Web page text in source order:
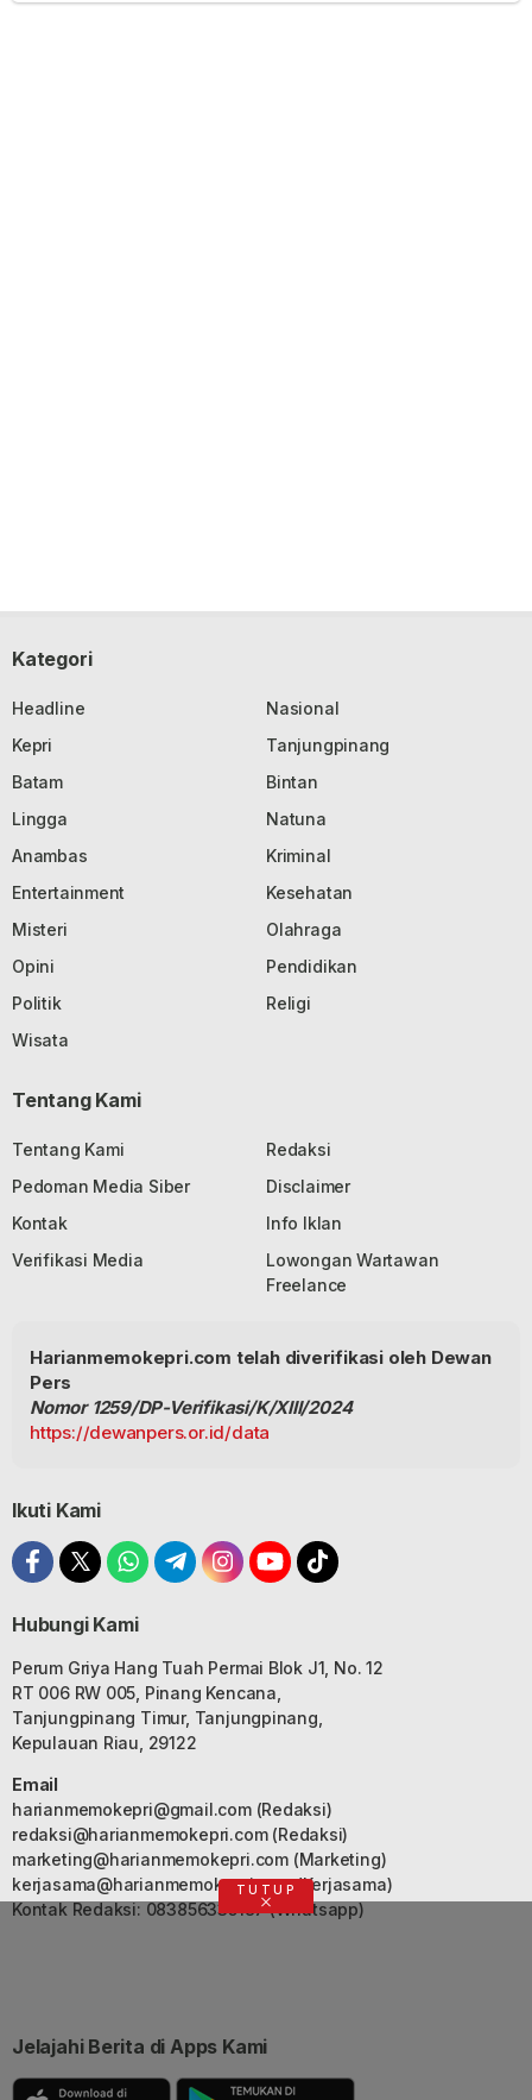
Kategori
Headline
Nasional
Kepri
Tanjungpinang
Batam
Bintan
Lingga
Natuna
Anambas
Kriminal
Entertainment
Kesehatan
Misteri
Olahraga
Opini
Pendidikan
Politik
Religi
Wisata
Tentang Kami
Tentang Kami
Redaksi
Pedoman Media Siber
Disclaimer
Kontak
Info Iklan
Verifikasi Media
Lowongan Wartawan
Freelance
Harianmemokepri.com telah diverifikasi oleh Dewan
Pers
Nomor 1259/DP-Verifikasi/K/XIII/2024
https://dewanpers.or.id/data
Ikuti Kami
Hubungi Kami
Perum Griya Hang Tuah Permai Blok J1, No. 12
RT 006 RW 005, Pinang Kencana,
Tanjungpinang Timur, Tanjungpinang,
Kepulauan Riau, 29122
Email
harianmemokepri@gmail.com(Redaksi)
redaksi@harianmemokepri.com(Redaksi)
marketing@harianmemokepri.com(Marketing)
kerjasama@harianmemokepri.com(Kerjasama)
Kontak Redaksi: 083856335187 (Whatsapp)
Jelajahi Berita di Apps Kami
TUTUP